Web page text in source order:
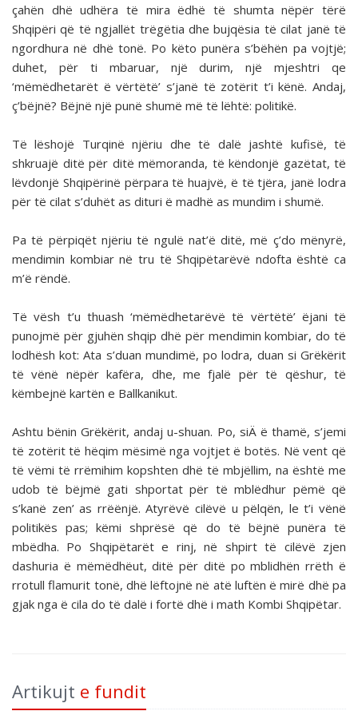
çahën dhë udhëra të mira ëdhë të shumta nëpër tërë
Shqipëri që të ngjallët trëgëtia dhe bujqësia të cilat janë të
ngordhura në dhë tonë. Po këto punëra s’bëhën pa vojtjë;
duhet, për ti mbaruar, një durim, një mjeshtri qe
‘mëmëdhetarët ë vërtëtë’ s’janë të zotërit t’i kënë. Andaj,
ç’bëjnë? Bëjnë një punë shumë më të lëhtë: politikë.
Të lëshojë Turqinë njëriu dhe të dalë jashtë kufisë, të
shkruajë ditë për ditë mëmoranda, të këndonjë gazëtat, të
lëvdonjë Shqipërinë përpara të huajvë, ë të tjëra, janë lodra
për të cilat s’duhët as dituri ë madhë as mundim i shumë.
Pa të përpiqët njëriu të ngulë nat’ë ditë, më ç’do mënyrë,
mendimin kombiar në tru të Shqipëtarëvë ndofta është ca
m’ë rëndë.
Të vësh t’u thuash ‘mëmëdhetarëvë të vërtëtë’ ëjani të
punojmë për gjuhën shqip dhë për mendimin kombiar, do të
lodhësh kot: Ata s’duan mundimë, po lodra, duan si Grëkërit
të vënë nëpër kafëra, dhe, me fjalë për të qëshur, të
këmbejnë kartën e Ballkanikut.
Ashtu bënin Grëkërit, andaj u-shuan. Po, siÄ ë thamë, s’jemi
të zotërit të hëqim mësimë nga vojtjet ë botës. Në vent që
të vëmi të rrëmihim kopshten dhë të mbjëllim, na është me
udob të bëjmë gati shportat për të mblëdhur pëmë që
s’kanë zen’ as rrëënjë. Atyrëvë cilëvë u pëlqën, le t’i vënë
politikës pas; këmi shprësë që do të bëjnë punëra të
mbëdha. Po Shqipëtarët e rinj, në shpirt të cilëvë zjen
dashuria ë mëmëdhëut, ditë për ditë po mblidhën rrëth ë
rrotull flamurit tonë, dhë lëftojnë në atë luftën ë mirë dhë pa
gjak nga ë cila do të dalë i fortë dhë i math Kombi Shqipëtar.
Artikujt e fundit